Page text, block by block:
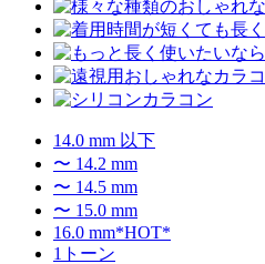
14.0 mm 以下
〜 14.2 mm
〜 14.5 mm
〜 15.0 mm
16.0 mm*HOT*
1トーン